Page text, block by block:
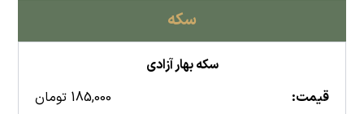
سکه
سکه بهار آزادی
قیمت:
185,000 تومان